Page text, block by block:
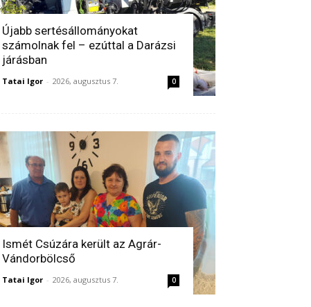
Újabb sertésállományokat
számolnak fel – ezúttal a Darázsi
járásban
Tatai Igor - 2026, augusztus 7. 0
Ismét Csúzára került az Agrár-
Vándorbölcső
Tatai Igor - 2026, augusztus 7. 0